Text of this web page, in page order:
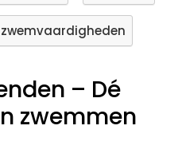
zwemvaardigheden
– Dé
zwemmen